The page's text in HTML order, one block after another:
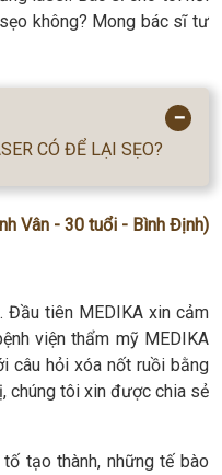
không? Mong bác sĩ tư
−
CÓ ĐỂ LẠI SẸO?
Vân - 30 tuổi - Bình Định)
Đầu tiên MEDIKA xin cảm
viện thẩm mỹ MEDIKA
câu hỏi xóa nốt ruồi bằng
chúng tôi xin được chia sẻ
tạo thành, những tế bào